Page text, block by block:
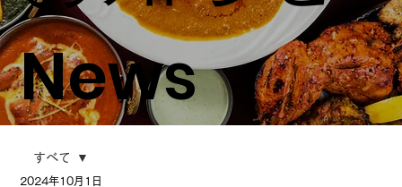
すべて
2024年10月1日
News